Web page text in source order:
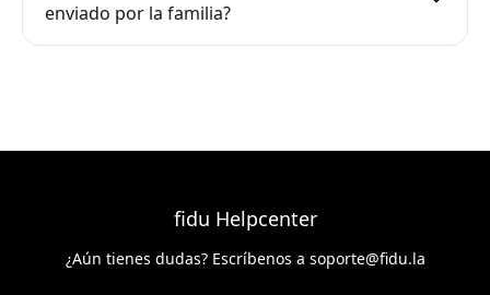
enviado por la familia?
fidu Helpcenter
¿Aún tienes dudas? Escríbenos a soporte@fidu.la